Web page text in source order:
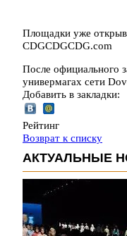
Площадки уже
CDGCDGCDG.com
После официального
универмагах сети
Добавить в закладки:
Рейтинг
Возврат к списку
АКТУАЛЬНЫЕ